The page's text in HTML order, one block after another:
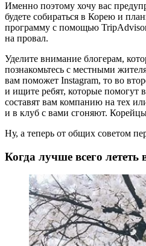
Именно поэтому хочу вас
будете собираться в Корею и
программу с помощью
на провал.
Уделите внимание блогерам,
познакомьтесь с местными
вам поможет Instagram, то во
и ищите ребят, которые помогут
составят вам компанию на тех
и в клуб с вами сгоняют.
Ну, а теперь от общих советом
Когда лучше всего лететь